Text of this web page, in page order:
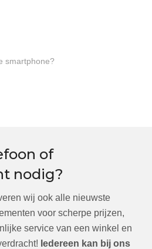
smartphone?
of
nodig?
wij ook alle nieuwste
voor scherpe prijzen,
service van een winkel en
Iedereen kan bij ons